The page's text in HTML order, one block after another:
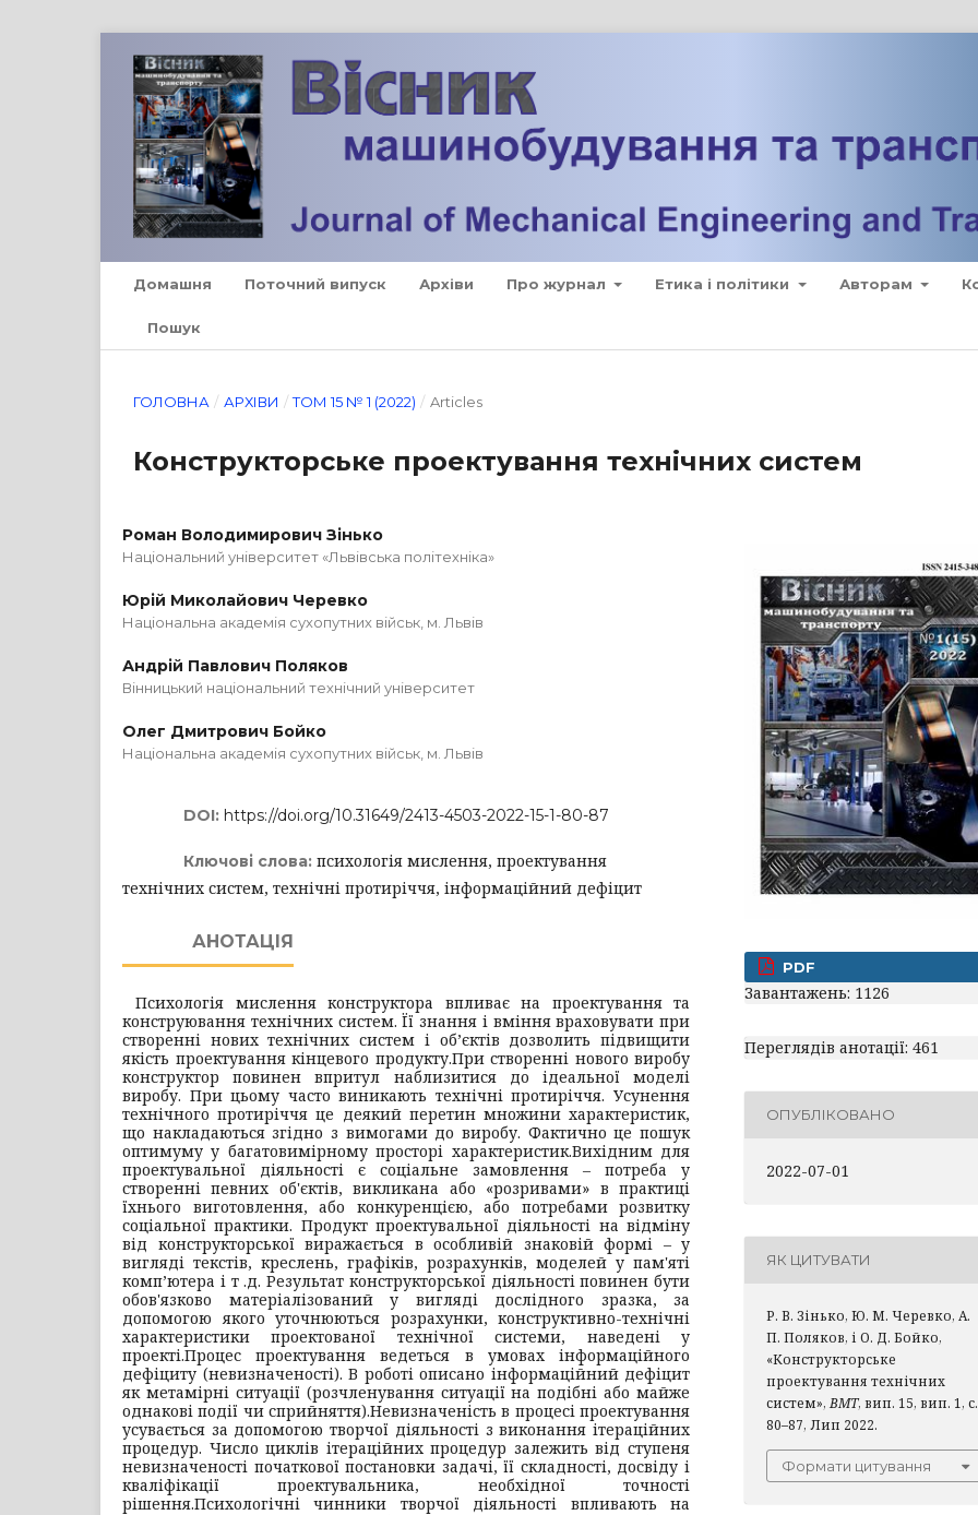
Домашня Поточний випуск Архіви Про журнал Етика і політики Авторам
Пошук
ГОЛОВНА / АРХІВИ / ТОМ 15 № 1 (2022) / Articles
Конструкторське проектування технічних систем
Роман Володимирович Зінько
Національний університет «Львівська політехніка»
Юрій Миколайович Черевко
Національна академія сухопутних військ, м. Львів
Андрій Павлович Поляков
Вінницький національний технічний університет
Олег Дмитрович Бойко
Національна академія сухопутних військ, м. Львів
DOI: https://doi.org/10.31649/2413-4503-2022-15-1-80-87
Ключові слова: психологія мислення, проектування
технічних систем, технічні протиріччя, інформаційний дефіцит
АНОТАЦІЯ
Психологія мислення конструктора впливає на проектування та
конструювання технічних систем. Її знання і вміння враховувати при
створенні нових технічних систем і об’єктів дозволить підвищити
якість проектування кінцевого продукту.При створенні нового виробу
конструктор повинен впритул наблизитися до ідеальної моделі
виробу. При цьому часто виникають технічні протиріччя. Усунення
технічного протиріччя це деякий перетин множини характеристик,
що накладаються згідно з вимогами до виробу. Фактично це пошук
оптимуму у багатовимірному просторі характеристик.Вихідним для
проектувальної діяльності є соціальне замовлення – потреба у
створенні певних об'єктів, викликана або «розривами» в практиці
їхнього виготовлення, або конкуренцією, або потребами розвитку
соціальної практики. Продукт проектувальної діяльності на відміну
від конструкторської виражається в особливій знаковій формі – у
вигляді текстів, креслень, графіків, розрахунків, моделей у пам'яті
комп’ютера і т .д. Результат конструкторської діяльності повинен бути
обов'язково матеріалізований у вигляді дослідного зразка, за
допомогою якого уточнюються розрахунки, конструктивно-технічні
характеристики проектованої технічної системи, наведені у
проекті.Процес проектування ведеться в умовах інформаційного
дефіциту (невизначеності). В роботі описано інформаційний дефіцит
як метамірні ситуації (розчленування ситуації на подібні або майже
однакові події чи сприйняття).Невизначеність в процесі проектування
усувається за допомогою творчої діяльності з виконання ітераційних
процедур. Число циклів ітераційних процедур залежить від ступеня
невизначеності початкової постановки задачі, її складності, досвіду і
кваліфікації проектувальника, необхідної точності
рішення.Психологічні чинники творчої діяльності впливають на
PDF
Завантажень: 1126
Переглядів анотації: 461
ОПУБЛІКОВАНО
2022-07-01
ЯК ЦИТУВАТИ
Р. В. Зінько, Ю. М. Черевко, А.
П. Поляков, і О. Д. Бойко,
«Конструкторське
проектування технічних
систем», ВМТ, вип. 15, вип. 1, с.
80–87, Лип 2022.
Формати цитування